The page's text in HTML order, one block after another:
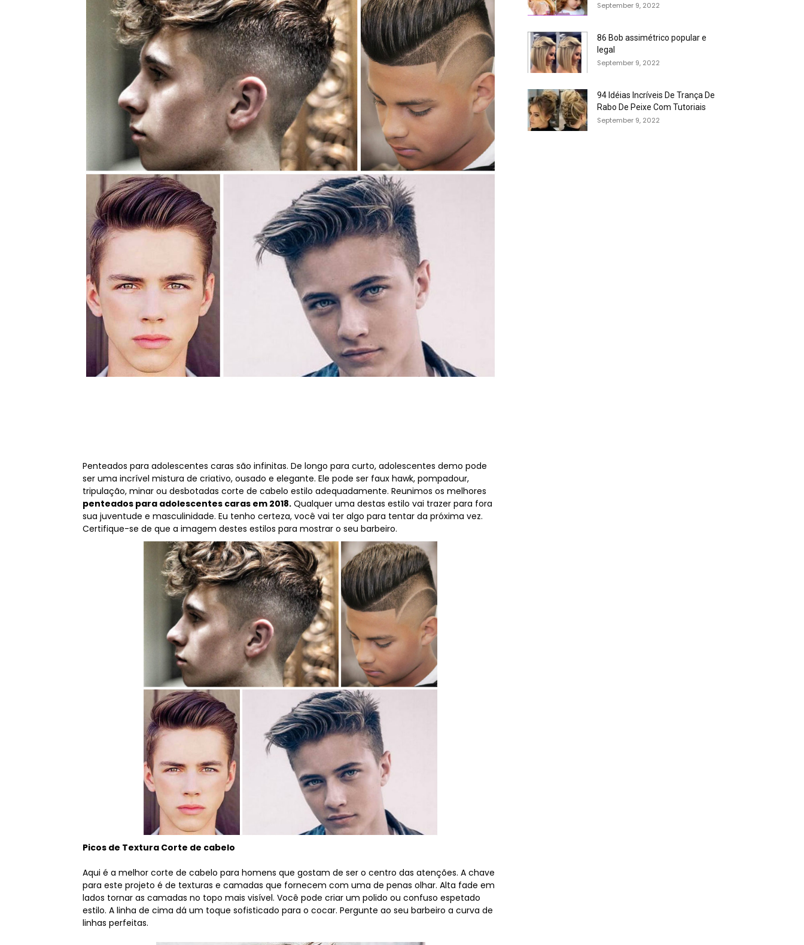
Penteados para adolescentes caras são infinitas. De longo para curto, adolescentes demo pode
ser uma incrível mistura de criativo, ousado e elegante. Ele pode ser faux hawk, pompadour,
tripulação, minar ou desbotadas corte de cabelo estilo adequadamente. Reunimos os melhores
penteados para adolescentes caras em 2018. Qualquer uma destas estilo vai trazer para fora
sua juventude e masculinidade. Eu tenho certeza, você vai ter algo para tentar da próxima vez.
Certifique-se de que a imagem destes estilos para mostrar o seu barbeiro.
Picos de Textura Corte de cabelo
Aqui é a melhor corte de cabelo para homens que gostam de ser o centro das atenções. A chave
para este projeto é de texturas e camadas que fornecem com uma de penas olhar. Alta fade em
lados tornar as camadas no topo mais visível. Você pode criar um polido ou confuso espetado
estilo. A linha de cima dá um toque sofisticado para o cocar. Pergunte ao seu barbeiro a curva de
linhas perfeitas.
September 9, 2022
86 Bob assimétrico popular e
legal
September 9, 2022
94 Idéias Incríveis De Trança De
Rabo De Peixe Com Tutoriais
September 9, 2022